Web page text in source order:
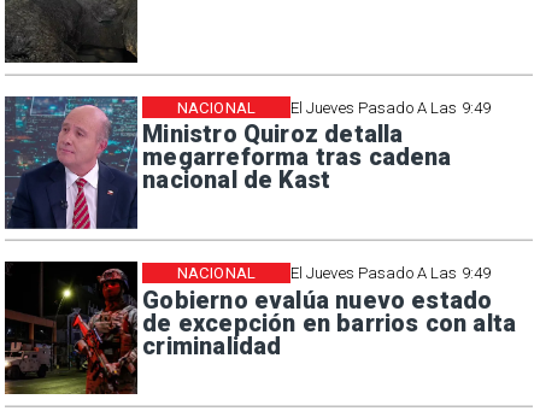
El Jueves Pasado A Las 9:49
Ministro Quiroz detalla
megarreforma tras cadena
nacional de Kast
NACIONAL
El Jueves Pasado A Las 9:49
Gobierno evalúa nuevo estado
de excepción en barrios con alta
criminalidad
NACIONAL